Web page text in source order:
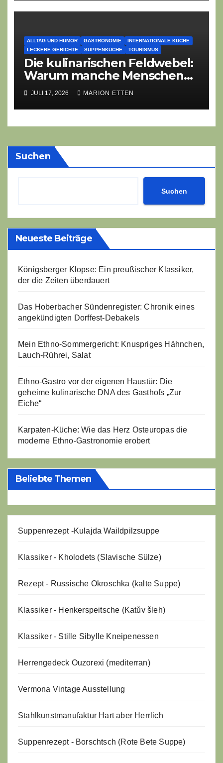
ALLTAG UND HUMOR GASTRONOMIE
INTERNATIONALE KÜCHE
LECKERE GERICHTE
SUPPENKÜCHE TOURISMUS
Die kulinarischen Feldwebel:
Warum manche Menschen
kein Restaurant, sondern
eine Sättigungsbehörde
suchen
JULI 17, 2026 MARION ETTEN
Suchen
Suchen
Neueste Beiträge
Königsberger Klopse: Ein preußischer Klassiker,
der die Zeiten überdauert
Das Hoberbacher Sündenregister: Chronik eines
angekündigten Dorffest-Debakels
Mein Ethno-Sommergericht: Knuspriges Hähnchen,
Lauch-Rührei, Salat
Ethno-Gastro vor der eigenen Haustür: Die
geheime kulinarische DNA des Gasthofs „Zur
Eiche“
Karpaten-Küche: Wie das Herz Osteuropas die
moderne Ethno-Gastronomie erobert
Beliebte Themen
Suppenrezept -Kulajda Waildpilzsuppe
Klassiker - Kholodets (Slavische Sülze)
Rezept - Russische Okroschka (kalte Suppe)
Klassiker - Henkerspeitsche (Katův šleh)
Klassiker - Stille Sibylle Kneipenessen
Herrengedeck Ouzorexi (mediterran)
Vermona Vintage Ausstellung
Stahlkunstmanufaktur Hart aber Herrlich
Suppenrezept - Borschtsch (Rote Bete Suppe)